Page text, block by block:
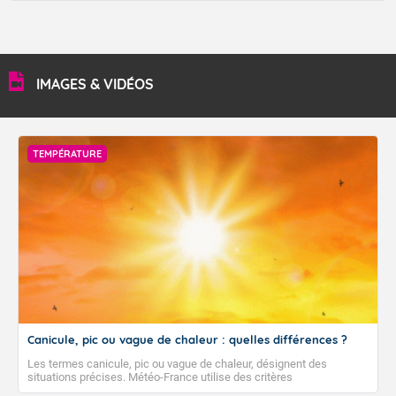
IMAGES & VIDÉOS
TEMPÉRATURE
Canicule, pic ou vague de chaleur : quelles différences ?
Les termes canicule, pic ou vague de chaleur, désignent des
situations précises. Météo-France utilise des critères
climatologiques pour évaluer et qualifier les épisodes de chaleur qui